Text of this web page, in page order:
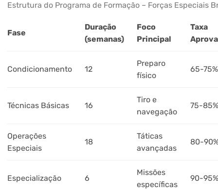
Estrutura do Programa de Formação – Forças Especiais
Fase
Duração
(semanas)
Foco
Principal
Taxa
Condicionamento 12
Preparo
físico
65-75%
Técnicas Básicas 16
Tiro e
navegação
75-85%
Operações
Especiais
18
Táticas
avançadas
80-
Especialização 6
Missões
específicas
90-95%